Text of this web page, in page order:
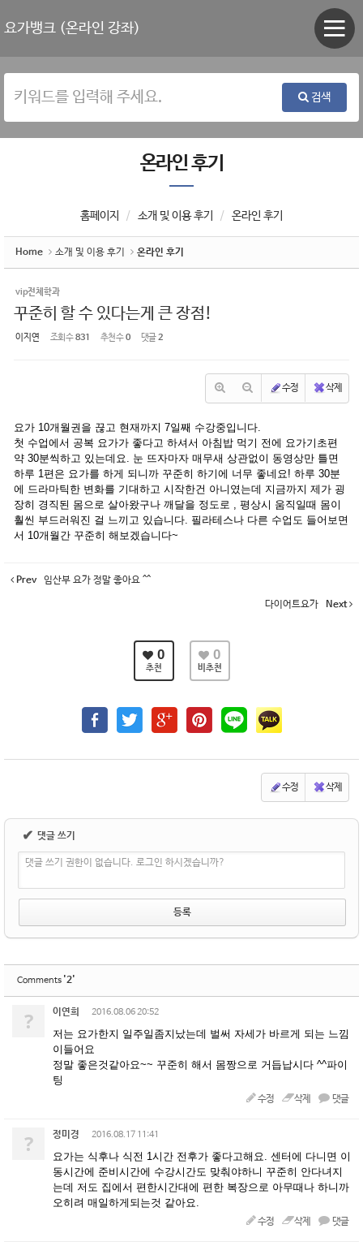
요가뱅크 (온라인 강좌)
검색
온라인 후기
홈페이지 소개 및 이용 후기 온라인 후기
Home 소개 및 이용 후기 온라인 후기
vip전체학과
꾸준히 할 수 있다는게 큰 장점!
이지연 조회 수831 추천 수0 댓글2
수정 삭제
요가 10개월권을 끊고 현재까지 7일째 수강중입니다.
첫 수업에서 공복 요가가 좋다고 하셔서 아침밥 먹기 전에 요가기초편
약 30분씩하고 있는데요. 눈 뜨자마자 매무새 상관없이 동영상만 틀면
하루 1편은 요가를 하게 되니까 꾸준히 하기에 너무 좋네요! 하루 30분
에 드라마틱한 변화를 기대하고 시작한건 아니였는데 지금까지 제가 굉
장히 경직된 몸으로 살아왔구나 깨달을 정도로 , 평상시 움직일때 몸이
훨씬 부드러워진 걸 느끼고 있습니다. 필라테스나 다른 수업도 들어보면
서 10개월간 꾸준히 해보겠습니다~
Prev 임산부 요가 정말 좋아요 ^^
다이어트요가 Next
0
추천
0
비추천
수정 삭제
✔ 댓글 쓰기
댓글 쓰기 권한이 없습니다. 로그인 하시겠습니까?
Comments '2'
? 이연희 2016.08.06 20:52
저는 요가한지 일주일좀지났는데 벌써 자세가 바르게 되는 느낌
이들어요
정말 좋은것같아요~~ 꾸준히 해서 몸짱으로 거듭납시다 ^^파이
팅
수정 삭제 댓글
? 정미경 2016.08.17 11:41
요가는 식후나 식전 1시간 전후가 좋다고해요. 센터에 다니면 이
동시간에 준비시간에 수강시간도 맞춰야하니 꾸준히 안다녀지
는데 저도 집에서 편한시간대에 편한 복장으로 아무때나 하니까
오히려 매일하게되는것 같아요.
수정 삭제 댓글